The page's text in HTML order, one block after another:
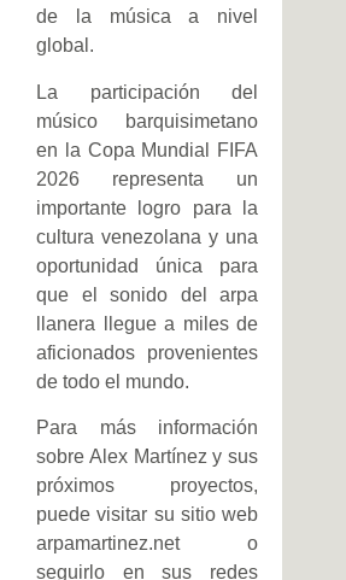
de la música a nivel
global.
La participación del
músico barquisimetano
en la Copa Mundial FIFA
2026 representa un
importante logro para la
cultura venezolana y una
oportunidad única para
que el sonido del arpa
llanera llegue a miles de
aficionados provenientes
de todo el mundo.
Para más información
sobre Alex Martínez y sus
próximos proyectos,
puede visitar su sitio web
arpamartinez.net o
seguirlo en sus redes